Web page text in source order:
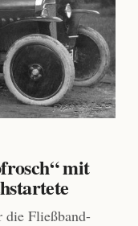
mit
die Fließband-